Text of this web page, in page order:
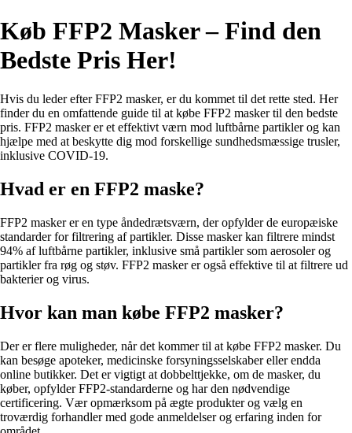
Køb FFP2 Masker – Find den
Bedste Pris Her!
Hvis du leder efter FFP2 masker, er du kommet til det rette sted. Her
finder du en omfattende guide til at købe FFP2 masker til den bedste
pris. FFP2 masker er et effektivt værn mod luftbårne partikler og kan
hjælpe med at beskytte dig mod forskellige sundhedsmæssige trusler,
inklusive COVID-19.
Hvad er en FFP2 maske?
FFP2 masker er en type åndedrætsværn, der opfylder de europæiske
standarder for filtrering af partikler. Disse masker kan filtrere mindst
94% af luftbårne partikler, inklusive små partikler som aerosoler og
partikler fra røg og støv. FFP2 masker er også effektive til at filtrere ud
bakterier og virus.
Hvor kan man købe FFP2 masker?
Der er flere muligheder, når det kommer til at købe FFP2 masker. Du
kan besøge apoteker, medicinske forsyningsselskaber eller endda
online butikker. Det er vigtigt at dobbelttjekke, om de masker, du
køber, opfylder FFP2-standarderne og har den nødvendige
certificering. Vær opmærksom på ægte produkter og vælg en
troværdig forhandler med gode anmeldelser og erfaring inden for